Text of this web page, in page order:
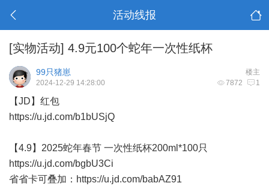
活动线报
[实物活动] 4.9元100个蛇年一次性纸杯
楼主
99只猪崽
7872 1
2024-12-29 14:28:00
【JD】红包
https://u.jd.com/b1bUSjQ
【4.9】2025蛇年春节 一次性纸杯200ml*100只
https://u.jd.com/bgbU3Ci
省省卡可叠加： https://u.jd.com/babAZ91